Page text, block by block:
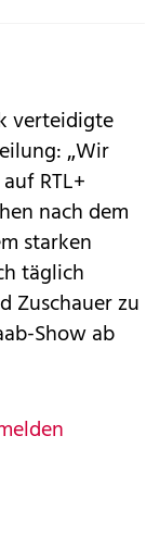
verteidigte
„Wir
RTL+
nach dem
starken
täglich
Zuschauer zu
Show ab